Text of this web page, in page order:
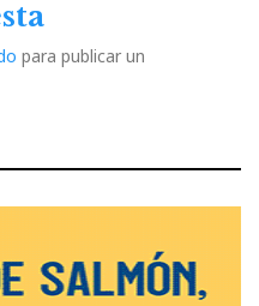
para publicar un